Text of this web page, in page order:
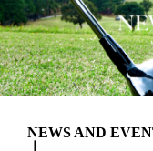
NEWS AND